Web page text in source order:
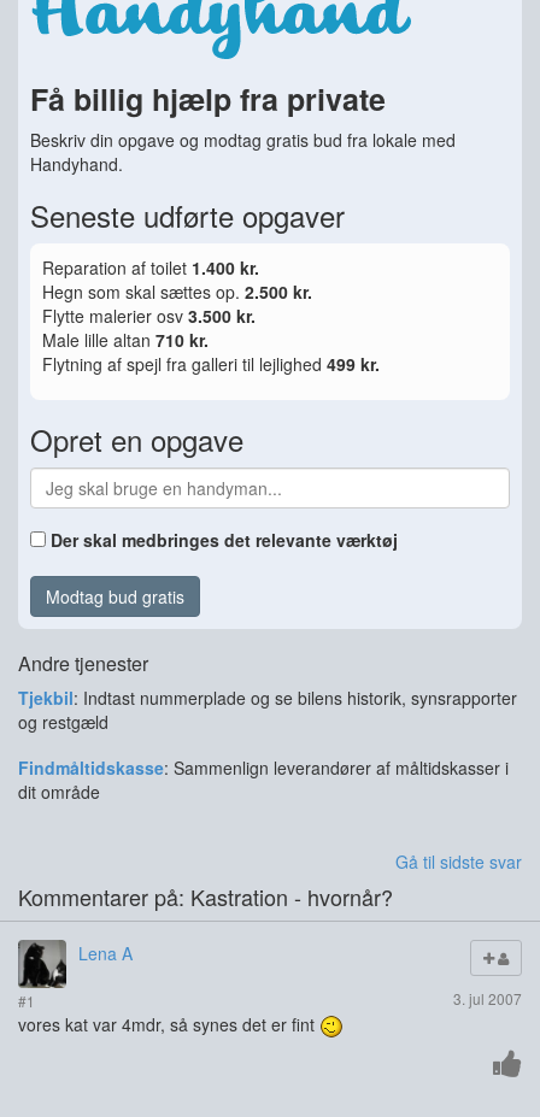
Få billig hjælp fra private
Beskriv din opgave og modtag gratis bud fra lokale med
Handyhand.
Seneste udførte opgaver
Reparation af toilet 1.400 kr.
Hegn som skal sættes op. 2.500 kr.
Flytte malerier osv 3.500 kr.
Male lille altan 710 kr.
Flytning af spejl fra galleri til lejlighed 499 kr.
Opret en opgave
Der skal medbringes det relevante værktøj
Modtag bud gratis
Andre tjenester
Tjekbil: Indtast nummerplade og se bilens historik, synsrapporter
og restgæld
Findmåltidskasse: Sammenlign leverandører af måltidskasser i
dit område
Gå til sidste svar
Kommentarer på: Kastration - hvornår?
Lena A
#1 3. jul 2007
vores kat var 4mdr, så synes det er fint